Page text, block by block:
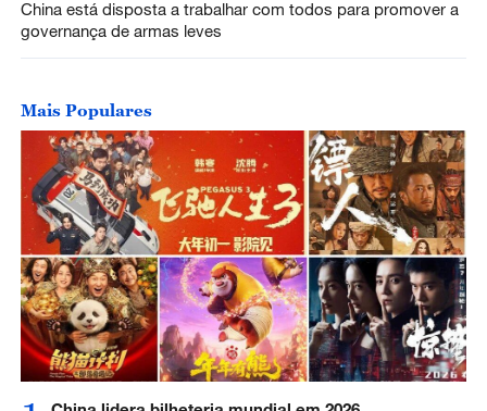
China está disposta a trabalhar com todos para promover a
governança de armas leves
Mais Populares